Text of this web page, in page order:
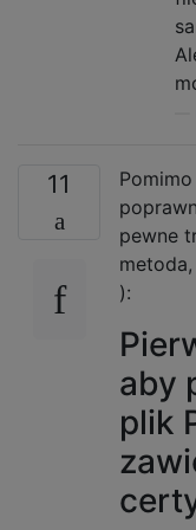
11
pewne
):
aby
plik